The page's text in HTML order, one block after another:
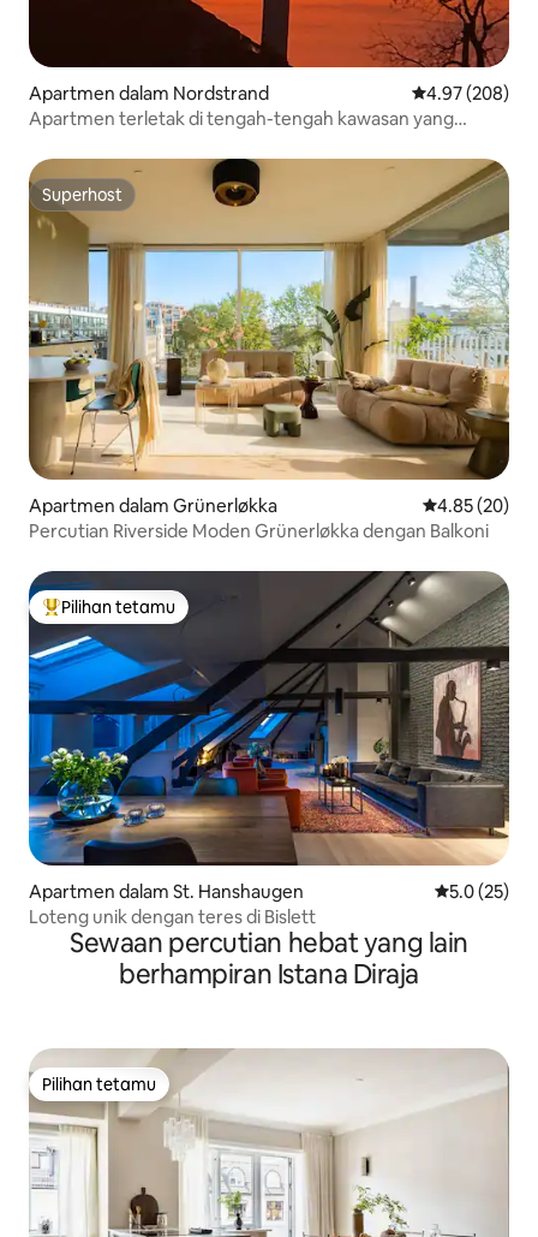
Apartmen dalam Nordstrand Penarafan
4.97 (208)
Apartmen terletak di tengah-tengah kawasan yang
Superhost
Superhost
Apartmen dalam Grünerløkka Penarafan
4.85 (20)
Percutian Riverside Moden Grünerløkka dengan Balkoni
Pilihan utama tetamu
Pilihan tetamu
Apartmen dalam St. Hanshaugen Penarafan
5.0 (25)
Loteng unik dengan teres di Bislett
Sewaan percutian hebat yang lain
berhampiran Istana Diraja
Pilihan tetamu
Pilihan tetamu